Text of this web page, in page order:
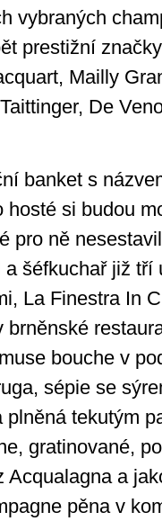
vybraných
prestižní
Mailly
De
banket s
hosté si budou
pro ně
šéfkuchař již tří
La Finestra In
brněnské
bouche v
sépie se
tekutým
gratinované,
a
pěna v